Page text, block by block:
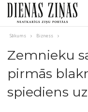
Sākums Bizness
Zemnieku
pirmās
spiediens